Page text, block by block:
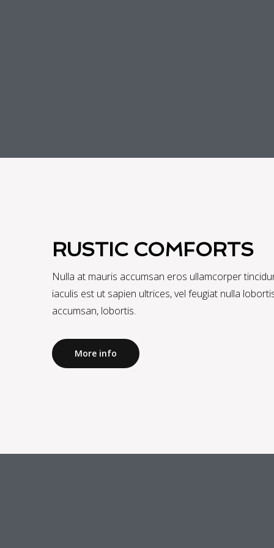
RUSTIC COMFORTS
Nulla at mauris accumsan eros ullamcorper
iaculis est ut sapien ultrices, vel feugiat nulla
accumsan, lobortis.
More info